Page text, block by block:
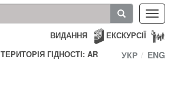
ЕКСКУРСІЇ
ВИДАННЯ
ТЕРИТОРІЯ ГІДНОСТІ: AR
УКР ENG